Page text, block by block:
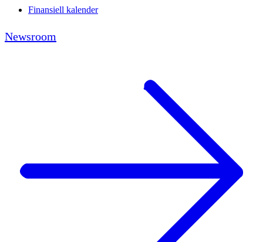
Finansiell kalender
Newsroom